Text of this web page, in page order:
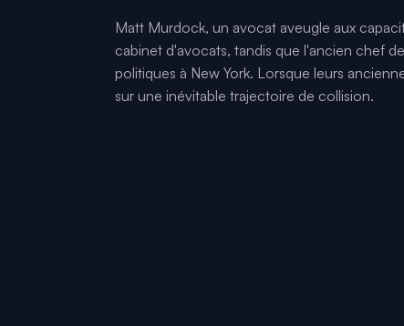
Matt Murdock, un avocat aveugle aux
cabinet d'avocats, tandis que l'ancien chef
politiques à New York. Lorsque leurs
sur une inévitable trajectoire de collision.